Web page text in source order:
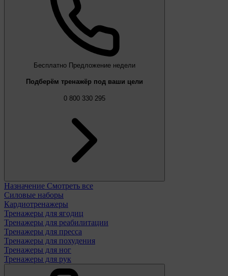
Бесплатно Предложение недели
Подберём тренажёр под ваши цели
0 800 330 295
Назначение Смотреть все
Силовые наборы
Кардиотренажеры
Тренажеры для ягодиц
Тренажеры для реабилитации
Тренажеры для пресса
Тренажеры для похудения
Тренажеры для ног
Тренажеры для рук